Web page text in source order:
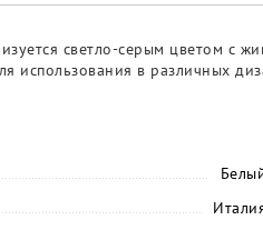
светло-серым цветом с
использования в различных